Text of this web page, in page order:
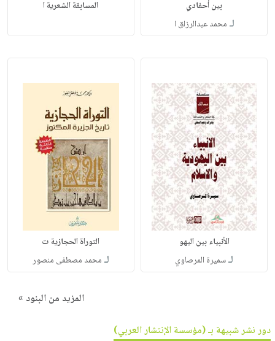
بين أحفادي
لـ محمد عبدالرزاق ا
المسابقة الشعرية ا
الأنبياء بين اليهو
لـسميرة المرصاوي
التوراة الحجازية ت
لـ محمد مصطفى منصور
المزيد من البنود »
دور نشر شبيهة بـ (مؤسسة الإنتشار العربي)